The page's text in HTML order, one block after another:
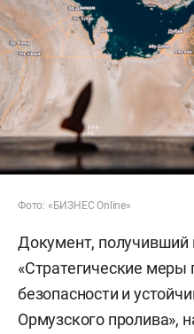
Фото: «БИЗНЕС Online»
Документ, получивший
«Стратегические меры
безопасности и
Ормузского пролива»,